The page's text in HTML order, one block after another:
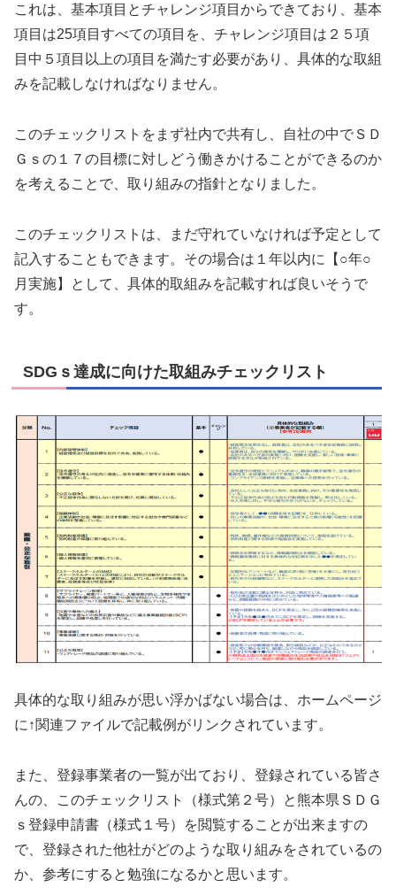
これは、基本項目とチャレンジ項目からできており、基本
項目は25項目すべての項目を、チャレンジ項目は２５項
目中５項目以上の項目を満たす必要があり、具体的な取組
みを記載しなければなりません。
このチェックリストをまず社内で共有し、自社の中でＳＤ
Ｇｓの１７の目標に対しどう働きかけることができるのか
を考えることで、取り組みの指針となりました。
このチェックリストは、まだ守れていなければ予定として
記入することもできます。その場合は１年以内に【○年○
月実施】として、具体的取組みを記載すれば良いそうで
す。
SDGｓ達成に向けた取組みチェックリスト
具体的な取り組みが思い浮かばない場合は、ホームページ
に↑関連ファイルで記載例がリンクされています。
また、登録事業者の一覧が出ており、登録されている皆さ
んの、このチェックリスト（様式第２号）と熊本県ＳＤＧ
ｓ登録申請書（様式１号）を閲覧することが出来ますの
で、登録された他社がどのような取り組みをされているの
か、参考にすると勉強になるかと思います。